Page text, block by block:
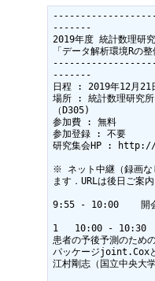
-------
2019年度 統計数理研
「データ解析環境Rの整
-------
日程 : 2019年12月21
場所 : 統計数理研究所
（D305)
参加費 : 無料
参加登録 : 不要
研究集会HP :
※ ネット中継（録画な
ます．URLは後日ご案内
9:55 - 10:00	開会挨拶 / 中野純司・藤野友和
1   10:00 - 10:30
患者の予後予測のため
パッケージjoint.Cox
江村剛志（国立中央大